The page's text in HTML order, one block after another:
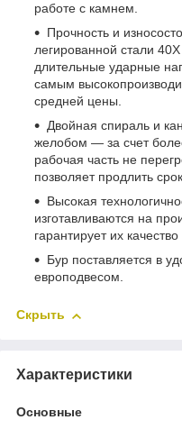
работе с камнем.
Прочность и
легированной стали
длительные ударные
самым
средней цены.
Двойная спираль и
желобом — за счет
рабочая часть не
позволяет продлить
Высокая
изготавливаются на
гарантирует их
Бур поставляется в
европодвесом.
Скрыть
Характеристики
Основные